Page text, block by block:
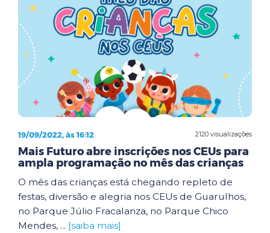
2120 visualizações
19/09/2022, às 16:12
Mais Futuro abre inscrições nos CEUs para
ampla programação no mês das crianças
O mês das crianças está chegando repleto de
festas, diversão e alegria nos CEUs de Guarulhos,
no Parque Júlio Fracalanza, no Parque Chico
Mendes, ... [saiba mais]